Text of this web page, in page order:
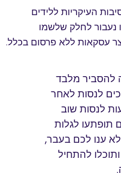
העיקריות ללידים
נעבור לחלק שלשמו
להסביר מלבד
לנסות לאחר
לנסות שוב
לגלות
ענו לכם בעבר,
להתחיל